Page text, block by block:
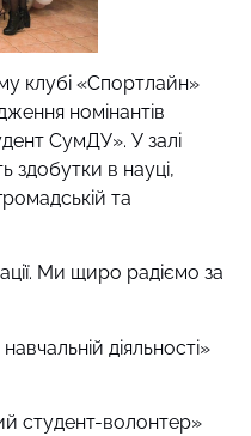
клубі «Спортлайн»
номінантів
СумДУ». У залі
здобутки в науці,
та
Ми щиро радіємо за
діяльності»
студент-волонтер»